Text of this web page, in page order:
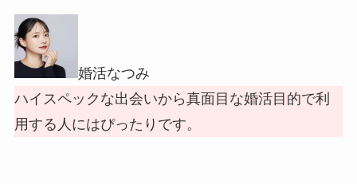
婚活なつみ
ハイスペックな出会いから真面目な婚活目的で利
用する人にはぴったりです。